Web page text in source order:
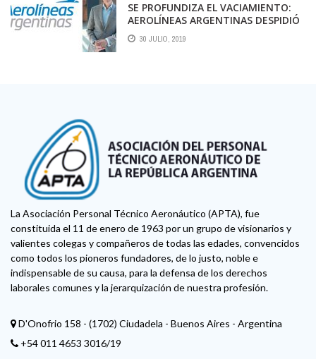
SE PROFUNDIZA EL VACIAMIENTO:
AEROLÍNEAS ARGENTINAS DESPIDIÓ
A TODO SU PERSONAL EN URUGUAY
30 JULIO, 2019
La Asociación Personal Técnico Aeronáutico (APTA), fue
constituida el 11 de enero de 1963 por un grupo de visionarios y
valientes colegas y compañeros de todas las edades, convencidos
como todos los pioneros fundadores, de lo justo, noble e
indispensable de su causa, para la defensa de los derechos
laborales comunes y la jerarquización de nuestra profesión.
D'Onofrio 158 - (1702) Ciudadela - Buenos Aires - Argentina
+54 011 4653 3016/19